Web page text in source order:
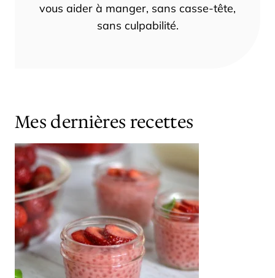
vous aider à manger, sans casse-tête,
sans culpabilité.
Mes dernières recettes